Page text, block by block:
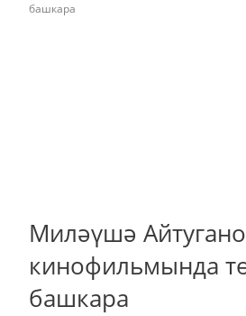
Миләүшә
кинофильмында
башкара